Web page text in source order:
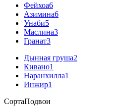
Фейхоа6
Азимина6
Унаби5
Маслина3
Гранат3
Дынная груша2
Кивано1
Наранхилла1
Инжир1
СортаПодвои